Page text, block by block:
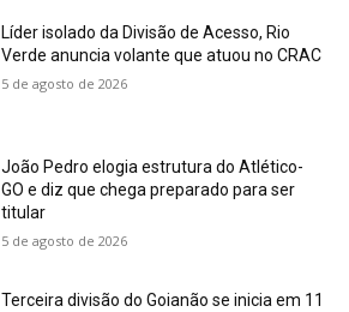
Líder isolado da Divisão de Acesso, Rio
Verde anuncia volante que atuou no CRAC
5 de agosto de 2026
João Pedro elogia estrutura do Atlético-
GO e diz que chega preparado para ser
titular
5 de agosto de 2026
Terceira divisão do Goianão se inicia em 11